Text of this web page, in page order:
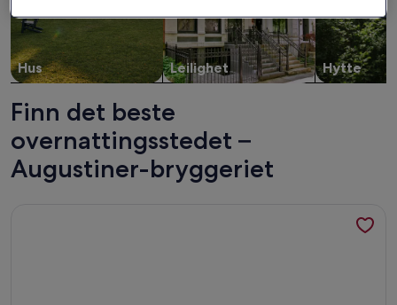
Hus Leilighet Hytte
Finn det beste
overnattingsstedet –
Augustiner-bryggeriet
Mer informasjon om Vakker flat riktig 3 1/2 rom på